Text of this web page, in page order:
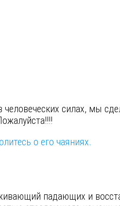
силах, мы
о его чаяниях.
падающих и